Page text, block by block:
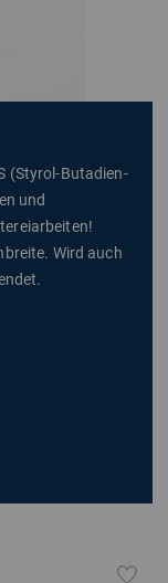
(Styrol-Butadien-
und
Wird auch